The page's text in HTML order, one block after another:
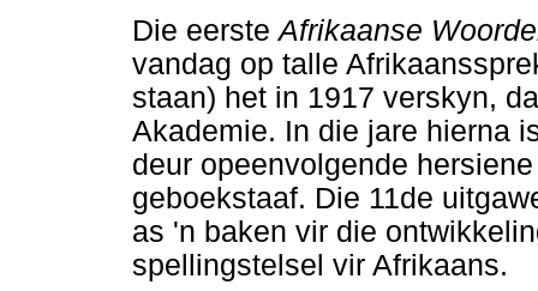
Die eersteAfrikaanse
vandag op talle
staan) het in 1917 verskyn,
Akademie. In die jare hierna
deur opeenvolgende
geboekstaaf. Die 11de
as 'n baken vir die
spellingstelsel vir Afrikaans.